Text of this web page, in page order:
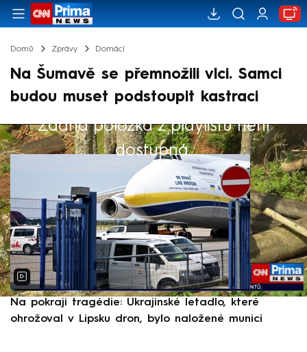
Domů Zprávy Domácí
Na Šumavě se přemnožili vlci. Samci
budou muset podstoupit kastraci
Žádná položka z playlistu není
dostupná.
Výběr redakce
Na pokraji tragédie: Ukrajinské letadlo, které
ohrožoval v Lipsku dron, bylo naložené municí